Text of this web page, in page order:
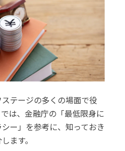
テージの多くの場面で役
は、金融庁の「最低限身に
ー」を参考に、知っておき
ます。